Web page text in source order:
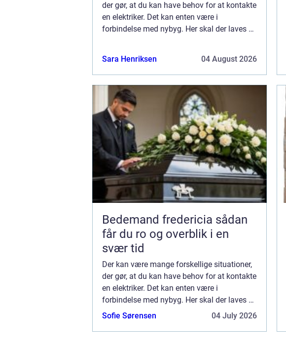
der gør, at du kan have behov for at kontakte
en elektriker. Det kan enten være i
forbindelse med nybyg. Her skal der laves el-
Sara Henriksen 04 August 2026
Bedemand fredericia sådan
får du ro og overblik i en
svær tid
Der kan være mange forskellige situationer,
der gør, at du kan have behov for at kontakte
en elektriker. Det kan enten være i
forbindelse med nybyg. Her skal der laves el-
installationer og stikkontakter rundt i hele
Sofie Sørensen 04 July 2026